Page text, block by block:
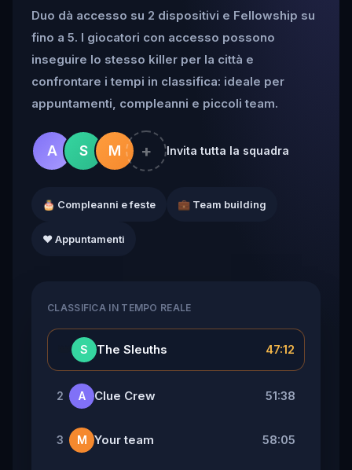
Duo dà accesso su 2 dispositivi e Fellowship su
fino a 5. I giocatori con accesso possono
inseguire lo stesso killer per la città e
confrontare i tempi in classifica: ideale per
appuntamenti, compleanni e piccoli team.
A S M + Invita tutta la squadra
🎂 Compleanni e feste 💼 Team building
❤️ Appuntamenti
CLASSIFICA IN TEMPO REALE
S The Sleuths 47:12
2 A Clue Crew 51:38
3 M Your team 58:05